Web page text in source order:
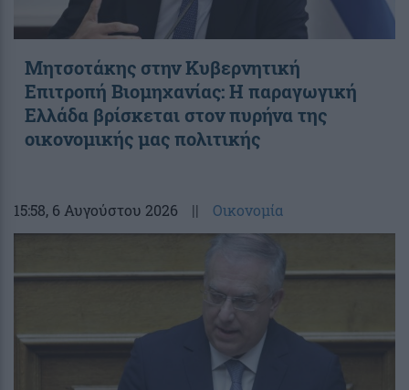
Μητσοτάκης στην Κυβερνητική
Επιτροπή Βιομηχανίας: Η παραγωγική
Ελλάδα βρίσκεται στον πυρήνα της
οικονομικής μας πολιτικής
15:58, 6 Αυγούστου 2026 || Οικονομία